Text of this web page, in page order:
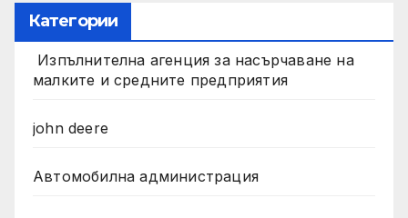
Категории
Изпълнителна агенция за насърчаване на
малките и средните предприятия
john deere
Автомобилна администрация